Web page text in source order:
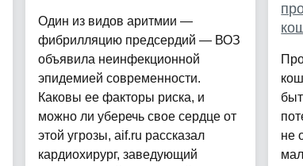
Один из видов аритмии —
фибрилляцию предсердий — ВОЗ
объявила неинфекционной
эпидемией современности.
Каковы ее факторы риска, и
можно ли уберечь свое сердце от
этой угрозы, aif.ru рассказал
кардиохирург, заведующий
не